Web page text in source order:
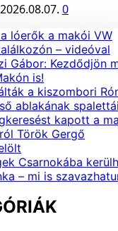
2026.08.07. 0
lóerők a makói VW
– videóval
Gábor: Kezdődjön
is!
a kiszombori
ablakának
kapott a
Török Gergő
Csarnokába
– mi is